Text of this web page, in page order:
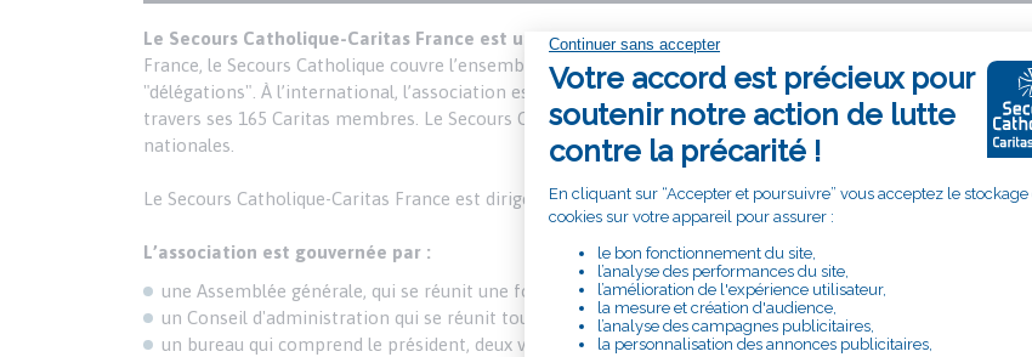
DU
PARAGRAPHE
Texte
Le Secours Catholique-Caritas France est une association loi 1901 à but non lucratif, reconnue
France, le Secours Catholique couvre l’ensemble du territoire, grâce à ses 3 500 équipes locales réparties
"délégations". À l’international, l’association est membre de la confédération Caritas Internationalis
travers ses 165 Caritas membres. Le Secours Catholique-Caritas France développe ses actions à l’étranger
nationales.
Le Secours Catholique-Caritas France est dirigé par un président issu de son Conseil d'administration élu
L’association est gouvernée par :
une Assemblée générale, qui se réunit une fois par an;
un Conseil d'administration qui se réunit tous les mois;
un bureau qui comprend le président, deux vice-présidents, le trésorier, un conseiller aux affaires